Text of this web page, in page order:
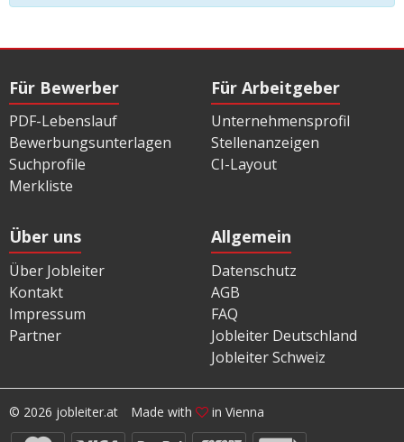
Für Bewerber
PDF-Lebenslauf
Bewerbungsunterlagen
Suchprofile
Merkliste
Für Arbeitgeber
Unternehmensprofil
Stellenanzeigen
CI-Layout
Über uns
Über Jobleiter
Kontakt
Impressum
Partner
Allgemein
Datenschutz
AGB
FAQ
Jobleiter Deutschland
Jobleiter Schweiz
© 2026 jobleiter.at Made with in Vienna